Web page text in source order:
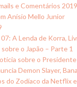
e Comentários
Anísio Mello Junior
A Lenda de Korra,
o Japão – Parte 1
sobre o
Demon Slayer,
do Zodíaco da Netflix